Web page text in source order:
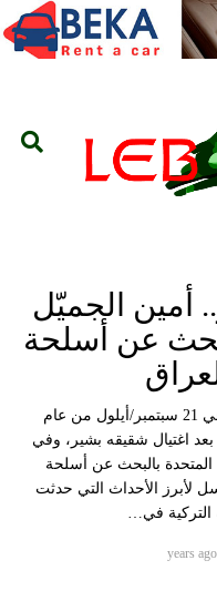
أمين الجميّل
عن أسلحة
دبي، الإمارات العربية المتحدة (CNN) – في 21 سبتمبر/أيلول من عام
بعد اغتيال شقيقه بشير، وفي
بعثة الأمم المتحدة بالبحث عن أسلحة
لأبرز الأحداث التي حدثت